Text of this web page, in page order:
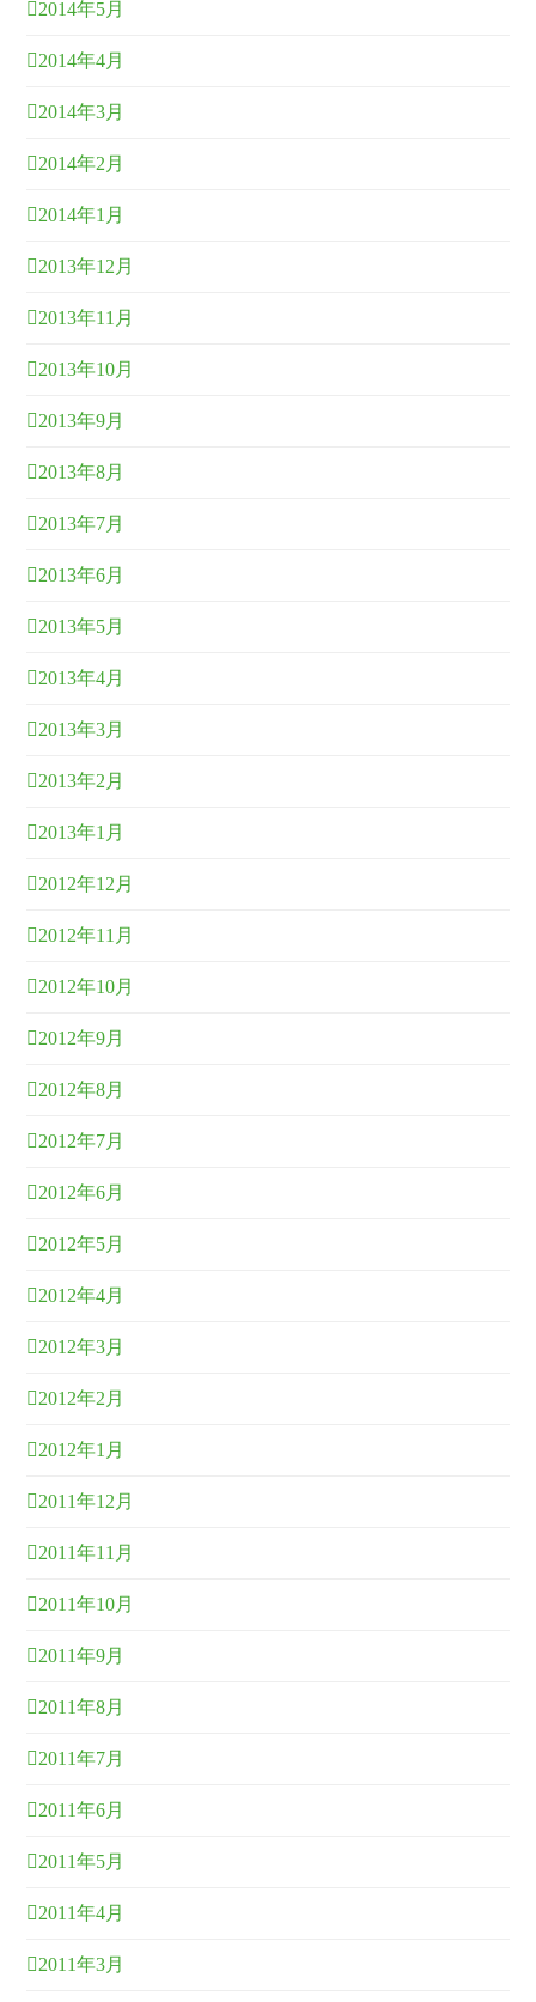
2014年5月
2014年4月
2014年3月
2014年2月
2014年1月
2013年12月
2013年11月
2013年10月
2013年9月
2013年8月
2013年7月
2013年6月
2013年5月
2013年4月
2013年3月
2013年2月
2013年1月
2012年12月
2012年11月
2012年10月
2012年9月
2012年8月
2012年7月
2012年6月
2012年5月
2012年4月
2012年3月
2012年2月
2012年1月
2011年12月
2011年11月
2011年10月
2011年9月
2011年8月
2011年7月
2011年6月
2011年5月
2011年4月
2011年3月